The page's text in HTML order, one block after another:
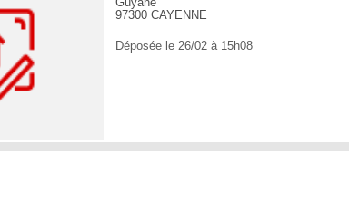
97300 CAYENNE
Déposée le 26/02 à 15h08